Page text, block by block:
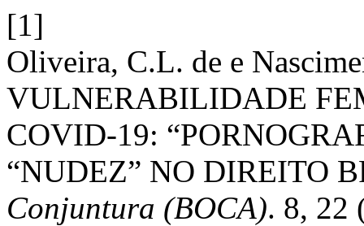
[1]
Oliveira, C.L. de e
VULNERABILIDADE
COVID-19:
“NUDEZ” NO DIREITO
Conjuntura (BOCA). 8, 22